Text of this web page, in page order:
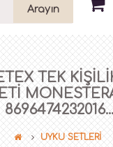
Arayın
TEK
8696474232016...
UYKU SETLERİ